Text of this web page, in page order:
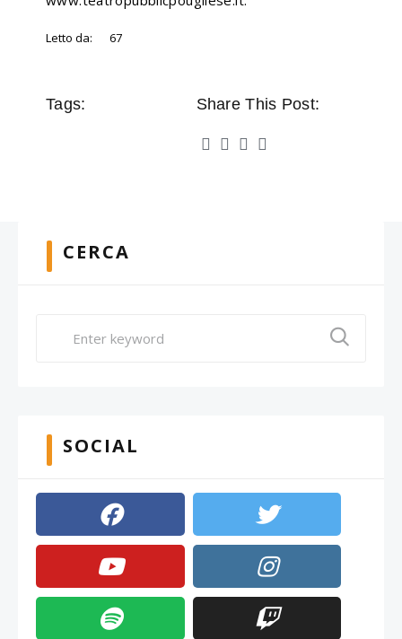
Letto da: 67
Tags: Share This Post:
CERCA
SOCIAL